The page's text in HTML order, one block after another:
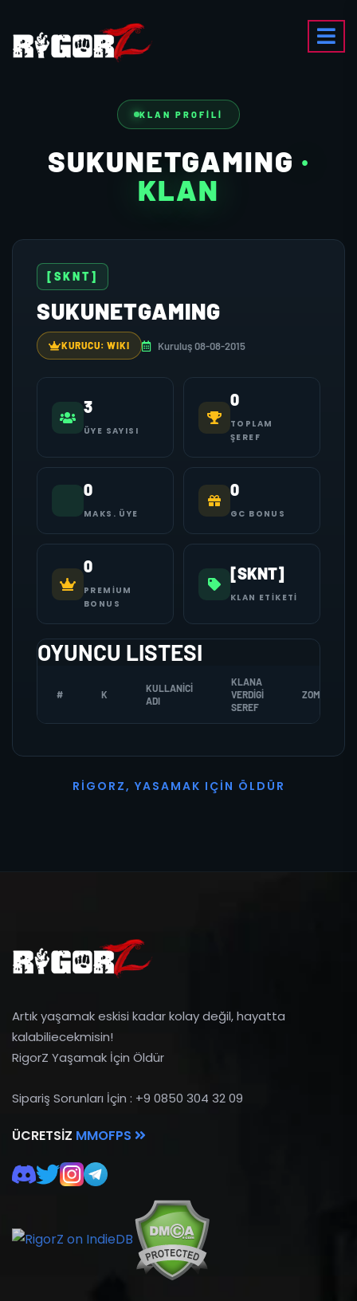
KLAN PROFILI
SUKUNETGAMING ·
KLAN
[SKNT]
SUKUNETGAMING
KURUCU: WIKI Kuruluş 08-08-2015
3
ÜYE SAYISI
0
TOPLAM
ŞEREF
0
MAKS. ÜYE
0
GC BONUS
0
PREMIUM
BONUS
[SKNT]
KLAN ETIKETI
OYUNCU LISTESI
# K
KULLANICI
ADI
KLANA
VERDIGI
SEREF
ZOMBI
R I G O R Z, YASAMAK I ÇI N Ö L D Ü R
Artık yaşamak eskisi kadar kolay değil, hayatta
kalabiliecekmisin!
RigorZ Yaşamak İçin Öldür
Sipariş Sorunları İçin : +9 0850 304 32 09
ÜCRETSIZ MMOFPS